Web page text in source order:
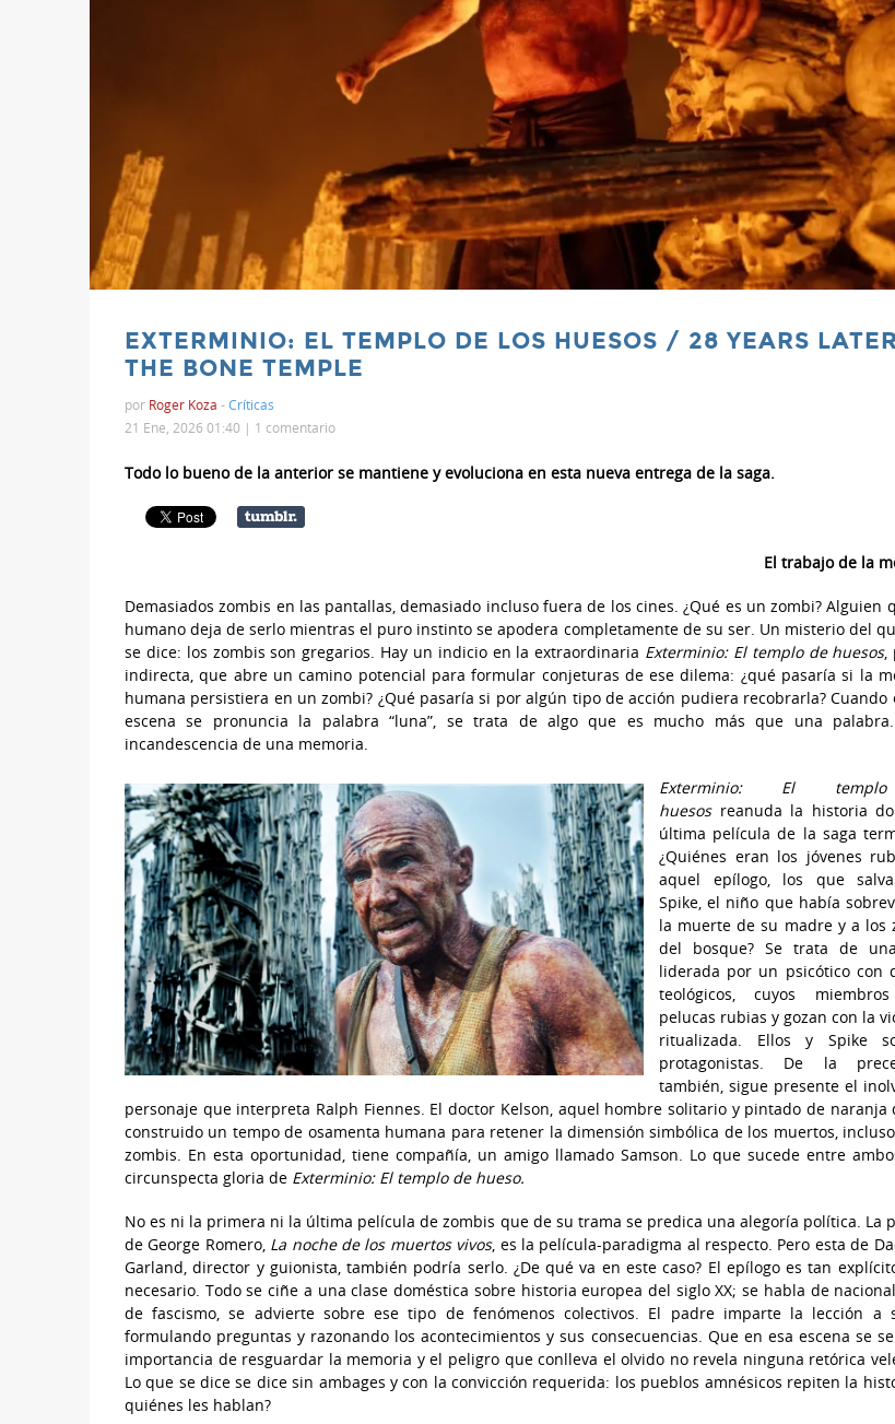
EXTERMINIO: EL TEMPLO DE LOS HUESOS / 28 YEARS
THE BONE TEMPLE
por Roger Koza -Críticas
21 Ene, 2026 01:40 | 1 comentario
Todo lo bueno de la anterior se mantiene y evoluciona en esta nueva entrega de la saga.
El trabajo de la
Demasiados zombis en las pantallas, demasiado incluso fuera de los cines. ¿Qué es un zombi? Alguien
humano deja de serlo mientras el puro instinto se apodera completamente de su ser. Un misterio del
se dice: los zombis son gregarios. Hay un indicio en la extraordinaria Exterminio: El templo de huesos,
indirecta, que abre un camino potencial para formular conjeturas de ese dilema: ¿qué pasaría si la
humana persistiera en un zombi? ¿Qué pasaría si por algún tipo de acción pudiera recobrarla? Cuando
escena se pronuncia la palabra “luna”, se trata de algo que es mucho más que una
incandescencia de una memoria.
Exterminio: El
huesosreanuda la historia
última película de la saga
¿Quiénes eran los jóvenes
aquel epílogo, los que
Spike, el niño que había
la muerte de su madre y a los
del bosque? Se trata de
liderada por un psicótico con
teológicos, cuyos
pelucas rubias y gozan con la
ritualizada. Ellos y Spike
protagonistas. De la
también, sigue presente el
personaje que interpreta Ralph Fiennes. El doctor Kelson, aquel hombre solitario y pintado de naranja
construido un tempo de osamenta humana para retener la dimensión simbólica de los muertos,
zombis. En esta oportunidad, tiene compañía, un amigo llamado Samson. Lo que sucede entre
circunspecta gloria de Exterminio: El templo de hueso.
No es ni la primera ni la última película de zombis que de su trama se predica una alegoría política. La
de George Romero,La noche de los muertos vivos, es la película-paradigma al respecto. Pero esta de
Garland, director y guionista, también podría serlo. ¿De qué va en este caso? El epílogo es tan
necesario. Todo se ciñe a una clase doméstica sobre historia europea del siglo XX; se habla de
de fascismo, se advierte sobre ese tipo de fenómenos colectivos. El padre imparte la lección a
formulando preguntas y razonando los acontecimientos y sus consecuencias. Que en esa escena se
importancia de resguardar la memoria y el peligro que conlleva el olvido no revela ninguna retórica
Lo que se dice se dice sin ambages y con la convicción requerida: los pueblos amnésicos repiten la
quiénes les hablan?